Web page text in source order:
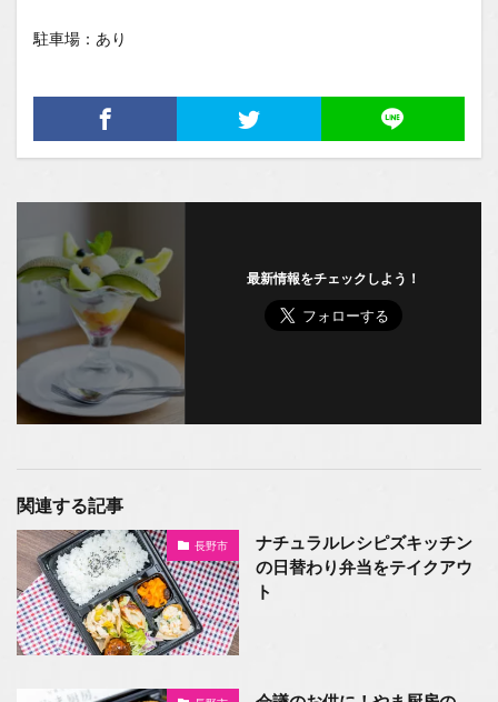
駐車場：あり
最新情報をチェックしよう！
関連する記事
長野市
ナチュラルレシピズキッチン
の日替わり弁当をテイクアウ
ト